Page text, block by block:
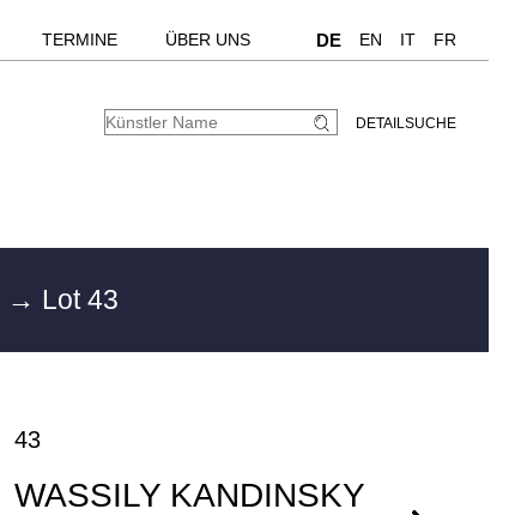
TERMINE ÜBER UNS DE EN IT FR
DETAILSUCHE
→ Lot 43
43
WASSILY KANDINSKY